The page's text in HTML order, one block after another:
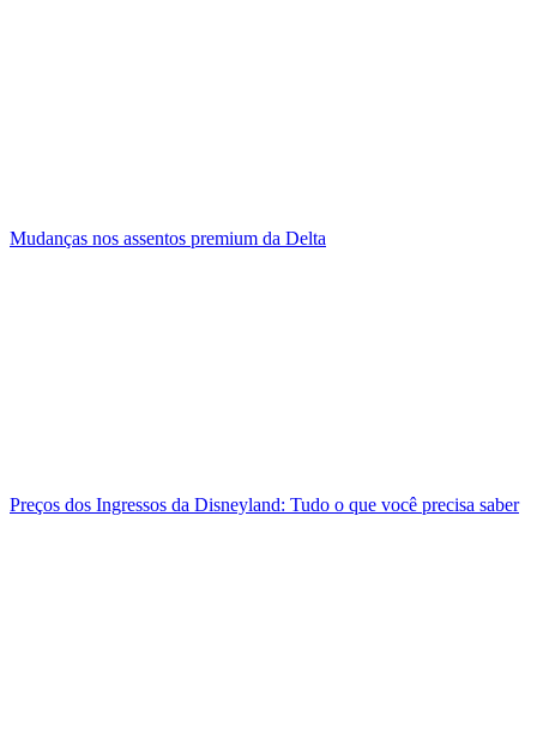
Mudanças nos assentos premium da Delta
Preços dos Ingressos da Disneyland: Tudo o que você precisa saber